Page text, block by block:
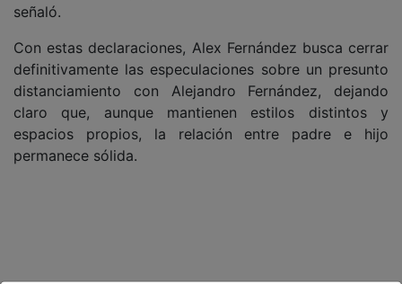
señaló.
Con estas declaraciones, Alex Fernández busca cerrar
definitivamente las especulaciones sobre un presunto
distanciamiento con Alejandro Fernández, dejando
claro que, aunque mantienen estilos distintos y
espacios propios, la relación entre padre e hijo
permanece sólida.